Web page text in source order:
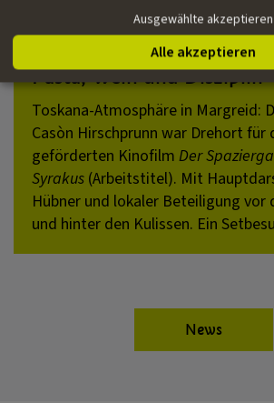
Produktionen
Pasta, Wein und Disziplin
Toskana-Atmosphäre in Margreid:
Casòn Hirschprunn war Drehort für
geförderten Kinofilm Der
Syrakus (Arbeitstitel). Mit
Hübner und lokaler Beteiligung vor
und hinter den Kulissen. Ein
News
Ausgewählte akzeptieren
Alle akzeptieren